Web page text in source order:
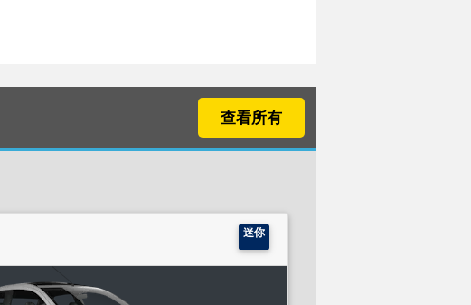
查看所有
迷你